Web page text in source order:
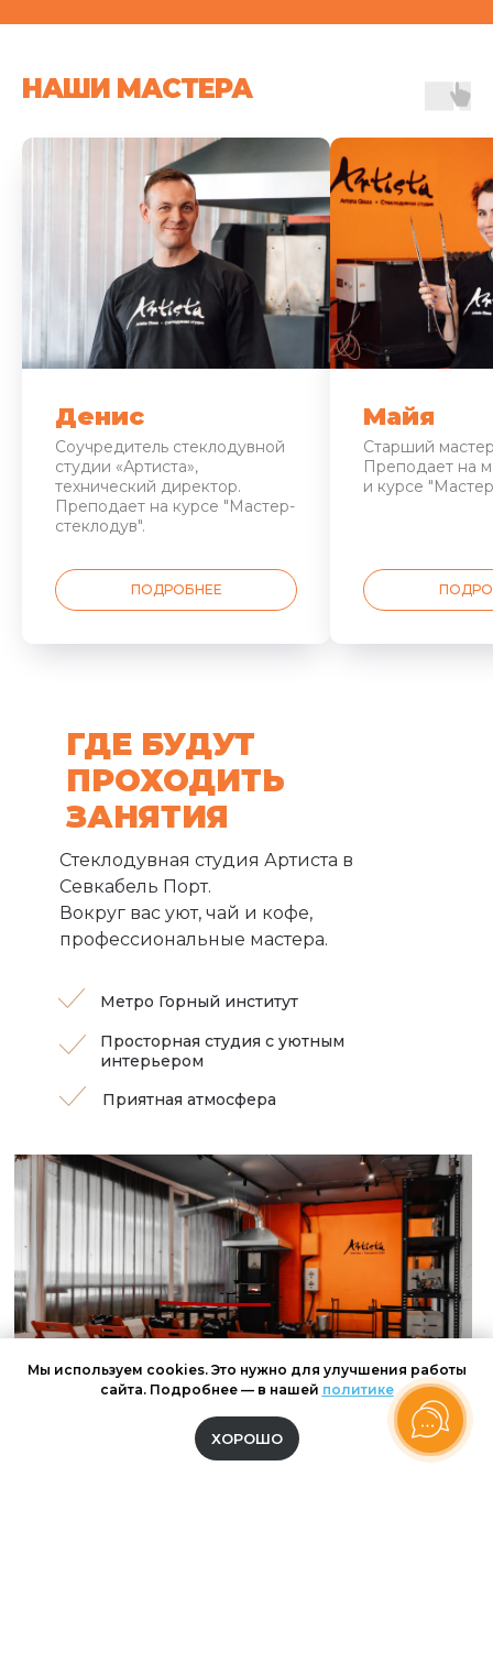
НАШИ МАСТЕРА
Денис
Соучредитель стеклодувной
студии «Артиста»,
технический директор.
Преподает на курсе "Мастер-
стеклодув".
ПОДРОБНЕЕ
Майя
Старший
Преподает на
и курсе
Приятная атмосфера
Просторная студия с уютным
интерьером
Метро Горный институт
Стеклодувная студия Артиста в
Севкабель Порт.
Вокруг вас уют, чай и кофе,
профессиональные мастера.
ГДЕ БУДУТ
ПРОХОДИТЬ
ЗАНЯТИЯ
Мы используем cookies. Это нужно для улучшения работы
сайта. Подробнее — в нашей политике
ХОРОШО